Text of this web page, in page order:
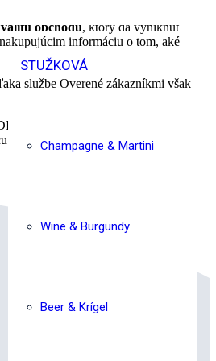
STUŽKOVÁ
Champagne & Martini
Wine & Burgundy
Beer & Krígel
obchodu, ktorý dá vyniknúť
informáciu o tom, aké
službe Overené zákazníkmi však
hodnoverné. Či už je hodnotenie